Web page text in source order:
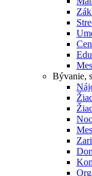
Bývanie,